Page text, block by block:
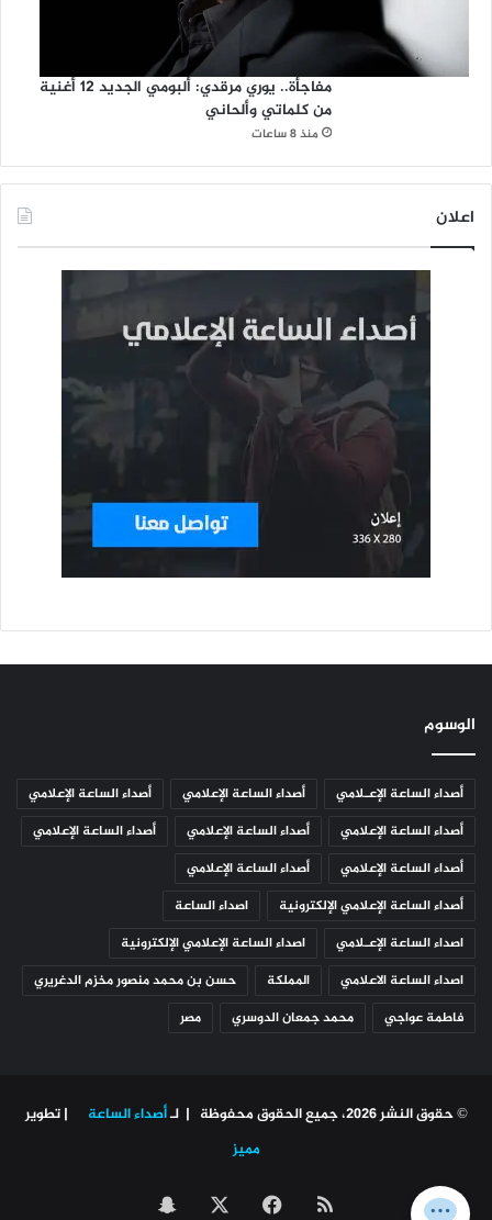
مفاجأة.. يوري مرقدي: ألبومي الجديد 12 أغنية
من كلماتي وألحاني
منذ 8 ساعات
اعلان
الوسوم
أصداء الساعة الإعـلامي أصداء الساعة الإعلامي
أصداء الساعة الإعلامي
أصداء الساعة الإعلامي
أصداء الساعة الإعلامي
أصداء الساعة الإعلامي
أصداء الساعة الإعلامي
أصداء الساعة الإعلامي
أصداء الساعة الإعلامي الإلكترونية
اصداء الساعة
اصداء الساعة الإعـلامي
اصداء الساعة الإعلامي الإلكترونية
اصداء الساعة الاعلامي
المملكة
حسن بن محمد منصور مخزم الدغريري
فاطمة عواجي
محمد جمعان الدوسري مصر
© حقوق النشر 2026، جميع الحقوق محفوظة | لـ أصداء الساعة
| تطوير
مميز
ملخص فيسبوك